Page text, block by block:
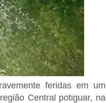
feridas em um
Central potiguar, na